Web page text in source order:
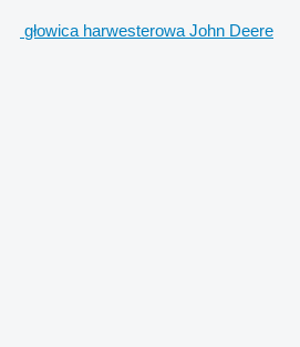
głowica harwesterowa John Deere